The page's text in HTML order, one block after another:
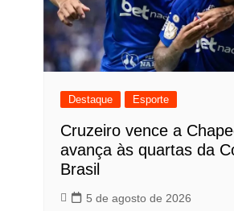
Destaque Esporte
Cruzeiro vence a
avança às quartas da
Brasil
5 de agosto de 2026